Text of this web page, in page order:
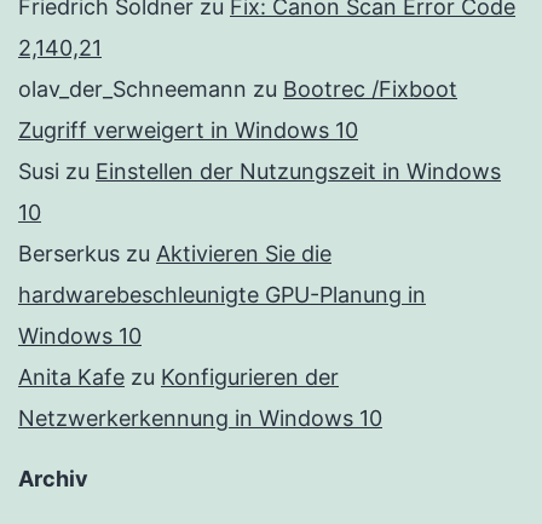
Friedrich Soldner zu Fix: Canon Scan Error Code
2,140,21
olav_der_Schneemann zu Bootrec /Fixboot
Zugriff verweigert in Windows 10
Susi zu Einstellen der Nutzungszeit in Windows
10
Berserkus zu Aktivieren Sie die
hardwarebeschleunigte GPU-Planung in
Windows 10
Anita Kafe zu Konfigurieren der
Netzwerkerkennung in Windows 10
Archiv